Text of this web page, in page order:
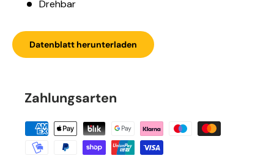
Drehbar
Datenblatt herunterladen
Zahlungsarten